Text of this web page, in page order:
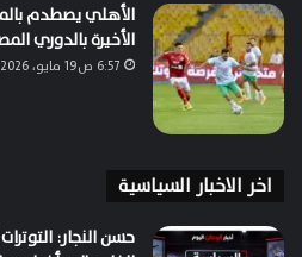
الأهلي يصطدم
الأخيرة بالدوري
6:57 ص19 مايو، 2026
اخر الاخبار السياسية
حسن النجار: